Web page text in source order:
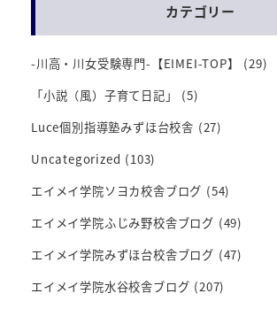
カテゴリー
-川高・川女受験専門-【EIMEI-TOP】
(29)
「小説（風）子育て日記」
(5)
Luce個別指導塾みずほ台校舎 (27)
Uncategorized (103)
エイメイ学院ソヨカ校舎ブログ (54)
エイメイ学院ふじみ野校舎ブログ (49)
エイメイ学院みずほ台校舎ブログ (47)
エイメイ学院水谷校舎ブログ (207)